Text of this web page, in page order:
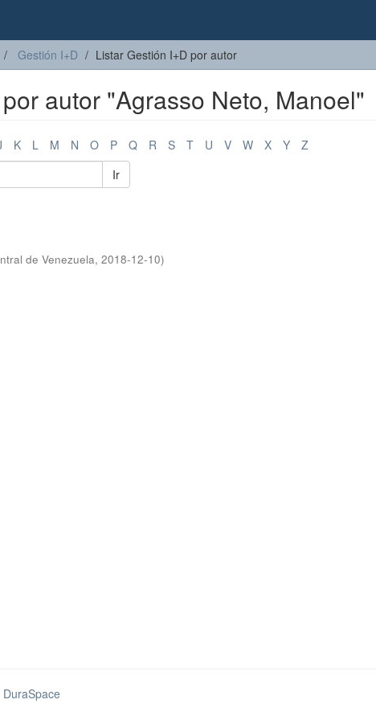
Gestión I+D Listar Gestión I+D por autor
autor "Agrasso Neto, Manoel"
K L M N O P Q R S T U V W X Y
Z
Ir
de Venezuela, 2018-12-10)
DuraSpace